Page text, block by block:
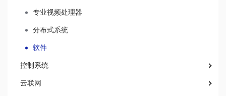
专业视频处理器
分布式系统
软件
控制系统
云联网